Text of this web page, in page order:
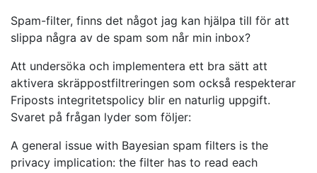
Spam-filter, finns det något jag kan hjälpa till för att
slippa några av de spam som når min inbox?
Att undersöka och implementera ett bra sätt att
aktivera skräppostfiltreringen som också respekterar
Friposts integritetspolicy blir en naturlig uppgift.
Svaret på frågan lyder som följer:
A general issue with Bayesian spam filters is the
privacy implication: the filter has to read each